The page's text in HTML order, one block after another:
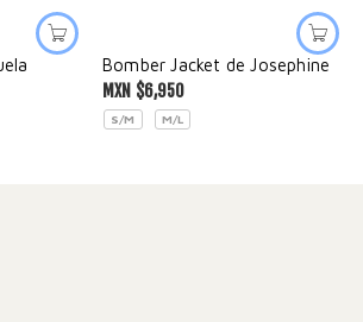
Bomber Jacket de Josephine
MXN $6,950
S/M M/L